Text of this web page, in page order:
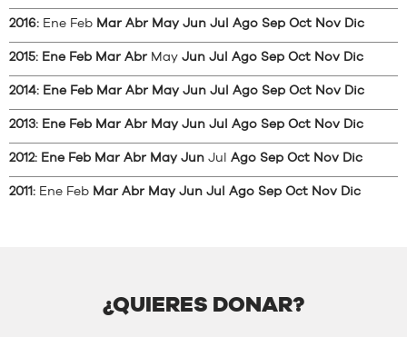
2016: Ene Feb Mar Abr May Jun Jul Ago Sep Oct Nov Dic
2015: Ene Feb Mar Abr May Jun Jul Ago Sep Oct Nov Dic
2014: Ene Feb Mar Abr May Jun Jul Ago Sep Oct Nov Dic
2013: Ene Feb Mar Abr May Jun Jul Ago Sep Oct Nov Dic
2012: Ene Feb Mar Abr May Jun Jul Ago Sep Oct Nov Dic
2011: Ene Feb Mar Abr May Jun Jul Ago Sep Oct Nov Dic
¿QUIERES DONAR?